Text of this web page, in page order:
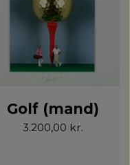
Golf (mand)
3.200,00 kr.